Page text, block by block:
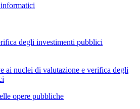
degli investimenti pubblici
ai nuclei di valutazione e verifica degli
opere pubbliche